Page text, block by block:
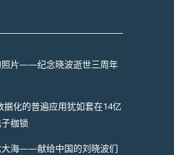
照片——纪念晓波逝世三周年
据化的普遍应用犹如套在14亿
枷锁
大海——献给中国的刘晓波们